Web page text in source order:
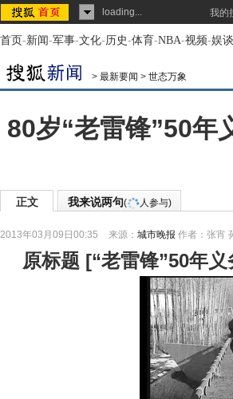
loading... 我的
首页-新闻-军事-文化-历史-体育-NBA-视频-娱谈
> 最新要闻 > 世态万象
80岁“老雷锋”50年
正文 我来说两句( 人参与)
2013年03月09日00:35 来源： 城市晚报 作者：张宵
原标题 [“老雷锋”50年